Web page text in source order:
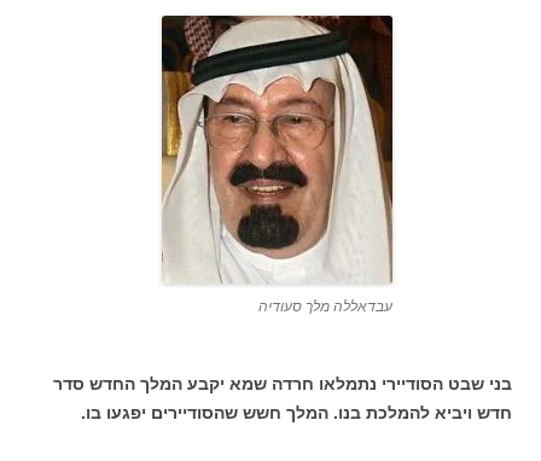
עבדאללה מלך סעודיה
בני שבט הסודיירי נתמלאו חרדה שמא יקבע המלך החדש סדר
חדש ויביא להמלכת בנו. המלך חשש שהסודיירים יפגעו בו.